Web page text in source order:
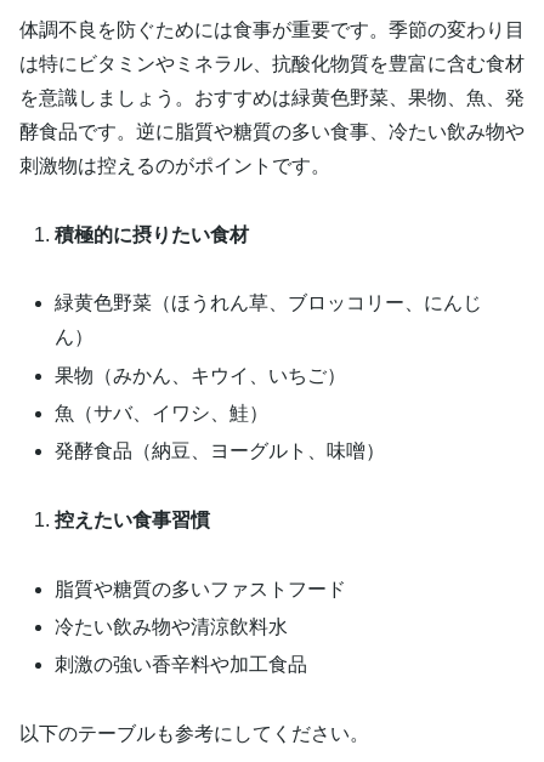
体調不良を防ぐためには食事が重要です。季節の変わり目
は特にビタミンやミネラル、抗酸化物質を豊富に含む食材
を意識しましょう。おすすめは緑黄色野菜、果物、魚、発
酵食品です。逆に脂質や糖質の多い食事、冷たい飲み物や
刺激物は控えるのがポイントです。
積極的に摂りたい食材
緑黄色野菜（ほうれん草、ブロッコリー、にんじ
ん）
果物（みかん、キウイ、いちご）
魚（サバ、イワシ、鮭）
発酵食品（納豆、ヨーグルト、味噌）
控えたい食事習慣
脂質や糖質の多いファストフード
冷たい飲み物や清涼飲料水
刺激の強い香辛料や加工食品
以下のテーブルも参考にしてください。